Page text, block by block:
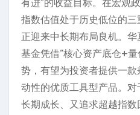
有进”的收益目标。在宏观
指数估值处于历史低位的
正迎来中长期布局良机。
基金凭借“核心资产底仓+
势，有望为投资者提供一
动性的优质工具型产品。
长期成长、又追求超越指